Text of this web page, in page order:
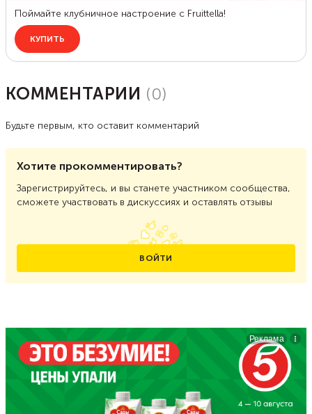
КОММЕНТАРИИ (0)
Будьте первым, кто оставит комментарий
Хотите прокомментировать?
Зарегистрируйтесь, и вы станете участником сообщества,
сможете участвовать в дискуссиях и оставлять отзывы
ВОЙТИ